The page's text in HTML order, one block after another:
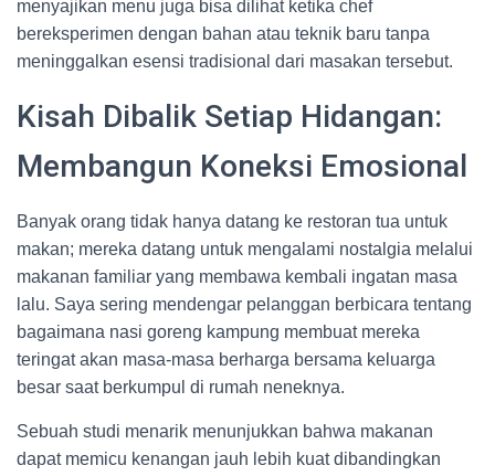
menyajikan menu juga bisa dilihat ketika chef
bereksperimen dengan bahan atau teknik baru tanpa
meninggalkan esensi tradisional dari masakan tersebut.
Kisah Dibalik Setiap Hidangan:
Membangun Koneksi Emosional
Banyak orang tidak hanya datang ke restoran tua untuk
makan; mereka datang untuk mengalami nostalgia melalui
makanan familiar yang membawa kembali ingatan masa
lalu. Saya sering mendengar pelanggan berbicara tentang
bagaimana nasi goreng kampung membuat mereka
teringat akan masa-masa berharga bersama keluarga
besar saat berkumpul di rumah neneknya.
Sebuah studi menarik menunjukkan bahwa makanan
dapat memicu kenangan jauh lebih kuat dibandingkan